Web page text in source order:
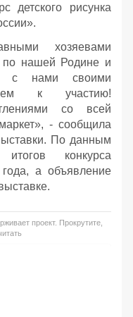
детского рисунка
хозяевами
по нашей Родине и
с нами своими
к участию!
со всей
- сообщила
По данным
конкурса
а объявление
проект. Прокрутите,